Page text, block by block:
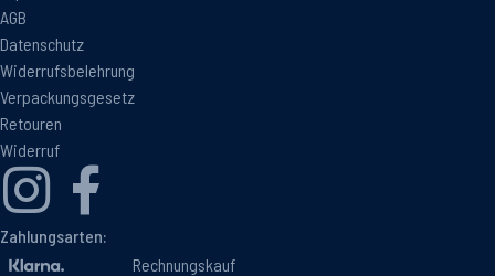
AGB
Datenschutz
Widerrufsbelehrung
Verpackungsgesetz
Retouren
Widerruf
Zahlungsarten:
Rechnungskauf